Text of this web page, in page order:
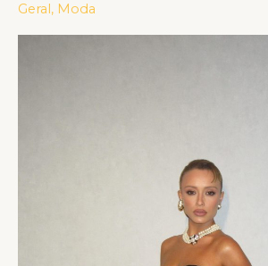
Geral , Moda
Brunet